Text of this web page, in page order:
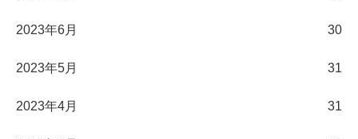
2023年6月 30
2023年5月 31
2023年4月 31